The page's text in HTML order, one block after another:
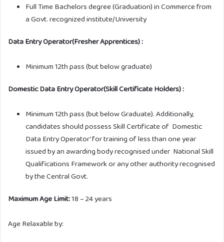
Full Time Bachelors degree (Graduation) in Commerce from
a Govt. recognized institute/University
Data Entry Operator(Fresher Apprentices) :
Minimum 12th pass (but below graduate)
Domestic Data Entry Operator(Skill Certificate Holders) :
Minimum 12th pass (but below Graduate). Additionally,
candidates should possess Skill Certificate of Domestic
Data Entry Operator’ for training of less than one year
issued by an awarding body recognised under National Skill
Qualifications Framework or any other authority recognised
by the Central Govt.
Maximum Age Limit:18 – 24 years
Age Relaxable by: